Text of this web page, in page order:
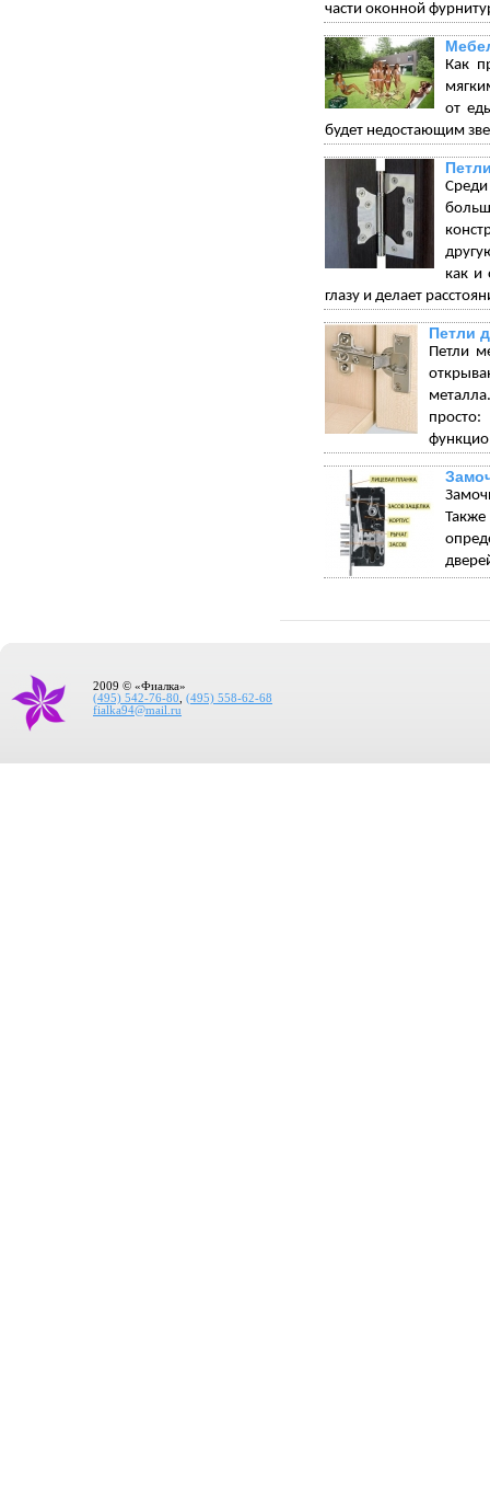
части оконной
Как
от
будет недостающим
как и
глазу и делает
Петли
Петли
2009 © «Фиалка»
(495) 542-76-80
(495) 558-62-68
fialka94@mail.ru